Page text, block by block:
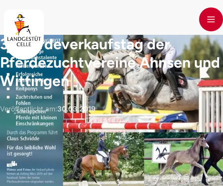
3. Pferdeverkaufstag der
Pferdezuchtvereine Ahnsen und
Wittingen
Veröffentlicht am:30.03.2019